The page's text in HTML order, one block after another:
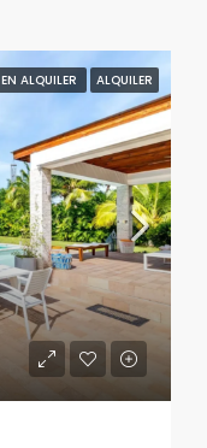
EN ALQUILER ALQUILER